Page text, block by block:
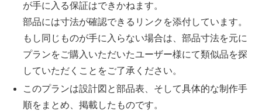
が手に入る保証はできかねます。
部品には寸法が確認できるリンクを添付しています。
もし同じものが手に入らない場合は、部品寸法を元に
プランをご購入いただいたユーザー様にて類似品を探
していただくことをご了承ください。
このプランは設計図と部品表、そして具体的な制作手
順をまとめ、掲載したものです。